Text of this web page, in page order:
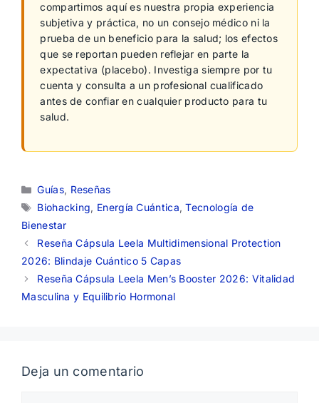
compartimos aquí es nuestra propia experiencia
subjetiva y práctica, no un consejo médico ni la
prueba de un beneficio para la salud; los efectos
que se reportan pueden reflejar en parte la
expectativa (placebo). Investiga siempre por tu
cuenta y consulta a un profesional cualificado
antes de confiar en cualquier producto para tu
salud.
Categorías
Guías, Reseñas
Etiquetas
Biohacking, Energía Cuántica,Tecnología de
Bienestar
Reseña Cápsula Leela Multidimensional Protection
2026: Blindaje Cuántico 5 Capas
Reseña Cápsula Leela Men’s Booster 2026: Vitalidad
Masculina y Equilibrio Hormonal
Deja un comentario